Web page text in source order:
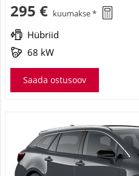
295 € kuumakse *
Hübriid
68 kW
Saada ostusoov